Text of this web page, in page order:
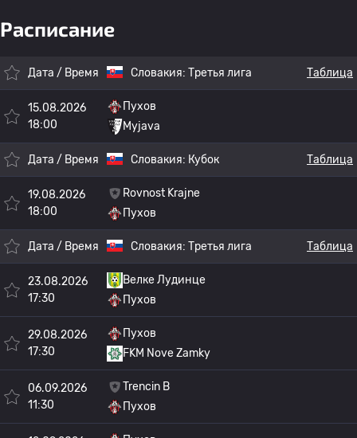
Расписание
Дата / Время Словакия: Третья лига Таблица
15.08.2026
18:00
Пухов
Myjava
Дата / Время Словакия: Кубок Таблица
19.08.2026
18:00
Rovnost Krajne
Пухов
Дата / Время Словакия: Третья лига Таблица
23.08.2026
17:30
Велке Лудинце
Пухов
29.08.2026
17:30
Пухов
FKM Nove Zamky
06.09.2026
11:30
Trencin B
Пухов